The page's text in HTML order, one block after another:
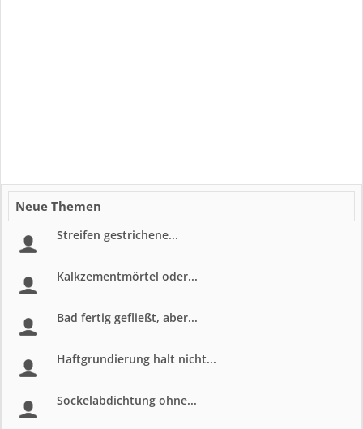
Neue Themen
Streifen gestrichene...
Kalkzementmörtel oder...
Bad fertig gefließt, aber...
Haftgrundierung halt nicht...
Sockelabdichtung ohne...